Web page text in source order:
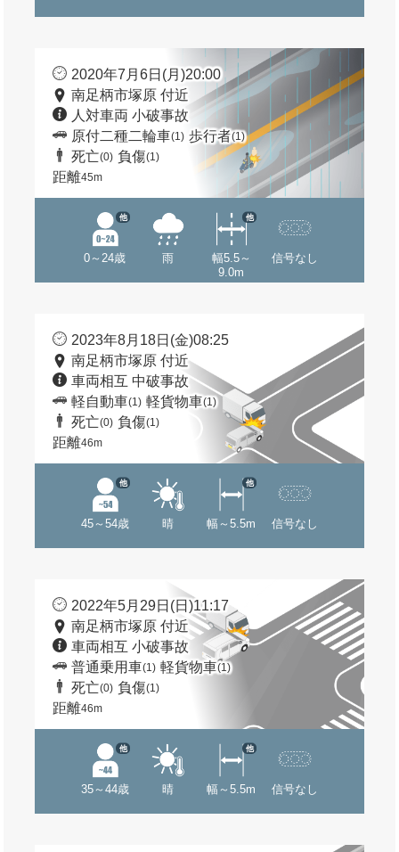
2020年7月6日(月)20:00
南足柄市塚原 付近
人対車両 小破事故
原付二種二輪車(1) 歩行者(1)
死亡(0) 負傷(1)
距離45m
0～24歳
他
雨
幅5.5～
9.0m
他
信号なし
2023年8月18日(金)08:25
南足柄市塚原 付近
車両相互 中破事故
軽自動車(1) 軽貨物車(1)
死亡(0) 負傷(1)
距離46m
45～54歳
他
晴 幅～5.5m
他
信号なし
2022年5月29日(日)11:17
南足柄市塚原 付近
車両相互 小破事故
普通乗用車(1) 軽貨物車(1)
死亡(0) 負傷(1)
距離46m
35～44歳
他
晴 幅～5.5m
他
信号なし